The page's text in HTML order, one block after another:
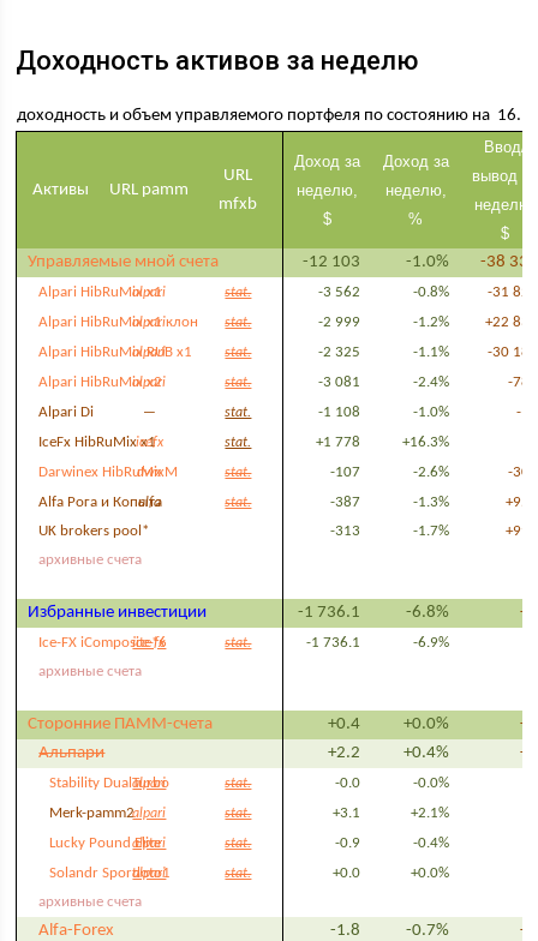
Доходность активов за неделю
доходность и объем управляемого портфеля по состоянию на
Активы URL pamm
URL
mfxb
Доход за
неделю,
$
Доход за
неделю,
%
Ввод/
вывод за
неделю,
$
Управляемые мной счета
-12 103 -1.0% -38 332
Alpari HibRuMix x1
alpari stat. -3 562 -0.8%
-31 828
Alpari HibRuMix x1 клон
alpari stat. -2 999 -1.2%
+22 834
Alpari HibRuMix RUB x1
alpari stat. -2 325 -1.1%
-30 180
Alpari HibRuMix x2
alpari stat. -3 081 -2.4%
-787
Alpari Di
— stat. -1 108 -1.0%
-15
IceFx HibRuMix x1
icefx stat. +1 778 +16.3%
Darwinex HibRuMixM
dwx stat. -107 -2.6%
-300
Alfa Рога и Копыта
alfa stat. -387 -1.3%
+952
UK brokers pool*
-313 -1.7%
+992
архивные счета
Избранные инвестиции -1 736.1 -6.8% +0
Ice-FX iComposite*6
ice-fx stat. -1 736.1 -6.9%
архивные счета
Сторонние ПАММ-счета +0.4 +0.0%
+0
Альпари
+2.2 +0.4% +0
Stability DualTurbo
alpari stat. -0.0 -0.0%
Merk-pamm2alpari stat. +3.1 +2.1%
Lucky Pound Elite
alpari stat. -0.9 -0.4%
Solandr Sportloto1
alpari stat. +0.0 +0.0%
архивные счета
Alfa-Forex -1.8 -0.7% +0